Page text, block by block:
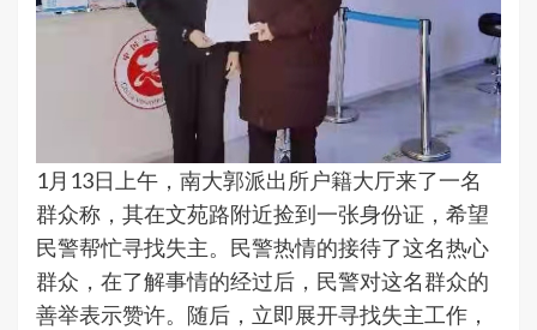
1月13日上午，南大郭派出所户籍大厅来了一名
群众称，其在文苑路附近捡到一张身份证，希望
民警帮忙寻找失主。民警热情的接待了这名热心
群众，在了解事情的经过后，民警对这名群众的
善举表示赞许。随后，立即展开寻找失主工作，